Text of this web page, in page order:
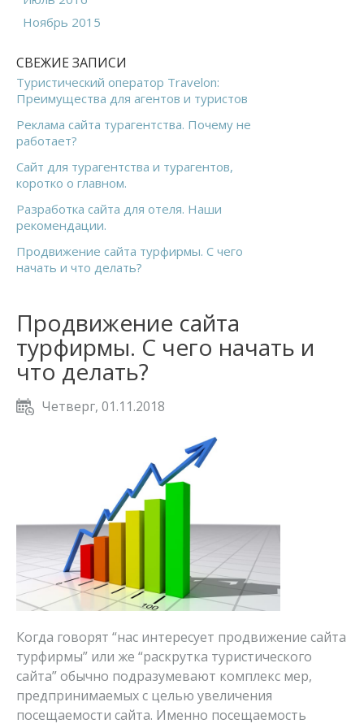
Ноябрь 2015
СВЕЖИЕ ЗАПИСИ
Туристический оператор Travelon:
Преимущества для агентов и туристов
Реклама сайта турагентства. Почему не
работает?
Сайт для турагентства и турагентов,
коротко о главном.
Разработка сайта для отеля. Наши
рекомендации.
Продвижение сайта турфирмы. С чего
начать и что делать?
Продвижение сайта
турфирмы. С чего начать и
что делать?
Четверг, 01.11.2018
Когда говорят “нас интересует продвижение сайта
турфирмы” или же “раскрутка туристического
сайта” обычно подразумевают комплекс мер,
предпринимаемых с целью увеличения
посещаемости сайта. Именно посещаемость